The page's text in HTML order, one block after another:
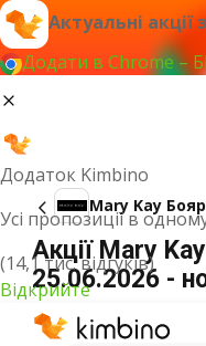
Актуальні
Додати в Chrome
Додаток Kimbino
Усі пропозиції в
(14,1 тис. відгуків)
Відкрийте
Mary Kay
Акції Mary
25.06.2026 -